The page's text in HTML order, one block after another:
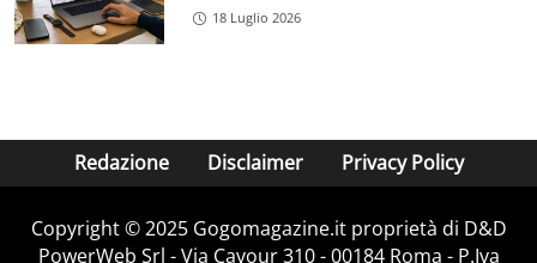
18 Luglio 2026
Redazione Disclaimer Privacy Policy
Copyright © 2025 Gogomagazine.it proprietà di D&D
PowerWeb Srl - Via Cavour 310 - 00184 Roma - P.Iva